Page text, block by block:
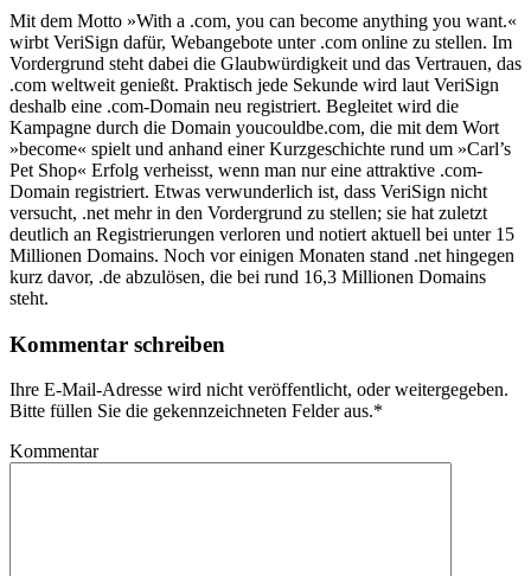
Mit dem Motto »With a .com, you can become anything you want.«
wirbt VeriSign dafür, Webangebote unter .com online zu stellen. Im
Vordergrund steht dabei die Glaubwürdigkeit und das Vertrauen, das
.com weltweit genießt. Praktisch jede Sekunde wird laut VeriSign
deshalb eine .com-Domain neu registriert. Begleitet wird die
Kampagne durch die Domain youcouldbe.com, die mit dem Wort
»become« spielt und anhand einer Kurzgeschichte rund um »Carl’s
Pet Shop« Erfolg verheisst, wenn man nur eine attraktive .com-
Domain registriert. Etwas verwunderlich ist, dass VeriSign nicht
versucht, .net mehr in den Vordergrund zu stellen; sie hat zuletzt
deutlich an Registrierungen verloren und notiert aktuell bei unter 15
Millionen Domains. Noch vor einigen Monaten stand .net hingegen
kurz davor, .de abzulösen, die bei rund 16,3 Millionen Domains
steht.
Kommentar schreiben
Ihre E-Mail-Adresse wird nicht veröffentlicht, oder weitergegeben.
Bitte füllen Sie die gekennzeichneten Felder aus.*
Kommentar